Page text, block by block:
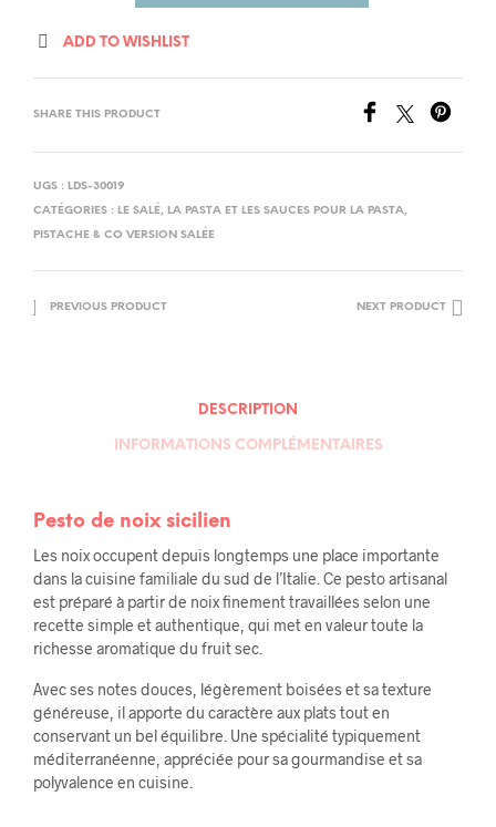
ADD TO WISHLIST
SHARE THIS PRODUCT
UGS : LDS-30019
CATÉGORIES : LE SALÉ, LA PASTA ET LES SAUCES POUR LA PASTA,
PISTACHE & CO VERSION SALÉE
PREVIOUS PRODUCT NEXT PRODUCT
DESCRIPTION
INFORMATIONS COMPLÉMENTAIRES
Pesto de noix sicilien
Les noix occupent depuis longtemps une place importante
dans la cuisine familiale du sud de l’Italie. Ce pesto artisanal
est préparé à partir de noix finement travaillées selon une
recette simple et authentique, qui met en valeur toute la
richesse aromatique du fruit sec.
Avec ses notes douces, légèrement boisées et sa texture
généreuse, il apporte du caractère aux plats tout en
conservant un bel équilibre. Une spécialité typiquement
méditerranéenne, appréciée pour sa gourmandise et sa
polyvalence en cuisine.